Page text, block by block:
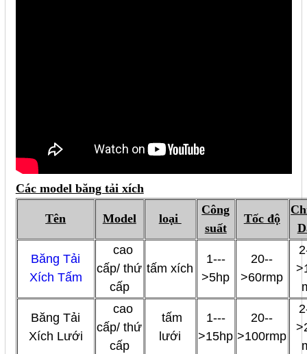
Các model băng tải xích
Tên Model loại
Công
suất
Tốc độ
Băng Tải
Xích Tấm
cao
cấp/ thứ
cấp
tấm xích
1---
>5hp
20--
>60rmp
Băng Tải
Xích Lưới
cao
cấp/ thứ
cấp
tấm
lưới
1---
>15hp
20--
>100rmp